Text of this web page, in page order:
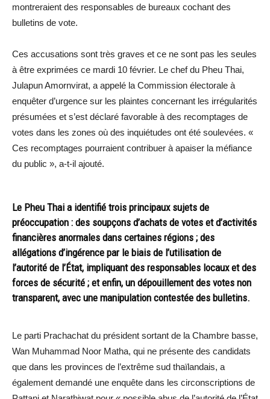
montreraient des responsables de bureaux cochant des
bulletins de vote.
Ces accusations sont très graves et ce ne sont pas les seules
à être exprimées ce mardi 10 février. Le chef du Pheu Thai,
Julapun Amornvirat, a appelé la Commission électorale à
enquêter d’urgence sur les plaintes concernant les irrégularités
présumées et s’est déclaré favorable à des recomptages de
votes dans les zones où des inquiétudes ont été soulevées. «
Ces recomptages pourraient contribuer à apaiser la méfiance
du public », a-t-il ajouté.
Le Pheu Thai a identifié trois principaux sujets de
préoccupation : des soupçons d’achats de votes et d’activités
financières anormales dans certaines régions ; des
allégations d’ingérence par le biais de l’utilisation de
l’autorité de l’État, impliquant des responsables locaux et des
forces de sécurité ; et enfin, un dépouillement des votes non
transparent, avec une manipulation contestée des bulletins.
Le parti Prachachat du président sortant de la Chambre basse,
Wan Muhammad Noor Matha, qui ne présente des candidats
que dans les provinces de l’extrême sud thaïlandais, a
également demandé une enquête dans les circonscriptions de